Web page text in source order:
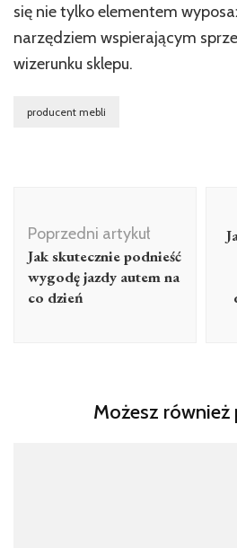
się nie tylko elementem
narzędziem wspierającym
wizerunku sklepu.
producent mebli
Poprzedni artykuł
Jak skutecznie podnieść
wygodę jazdy autem na
co dzień
Możesz